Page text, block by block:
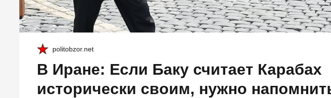
politobzor.net
В Иране: Если Баку считает Карабах
исторически своим, нужно